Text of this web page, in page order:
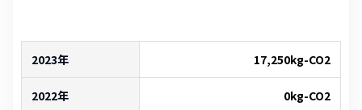
2023年 17,250kg-CO2
2022年 0kg-CO2